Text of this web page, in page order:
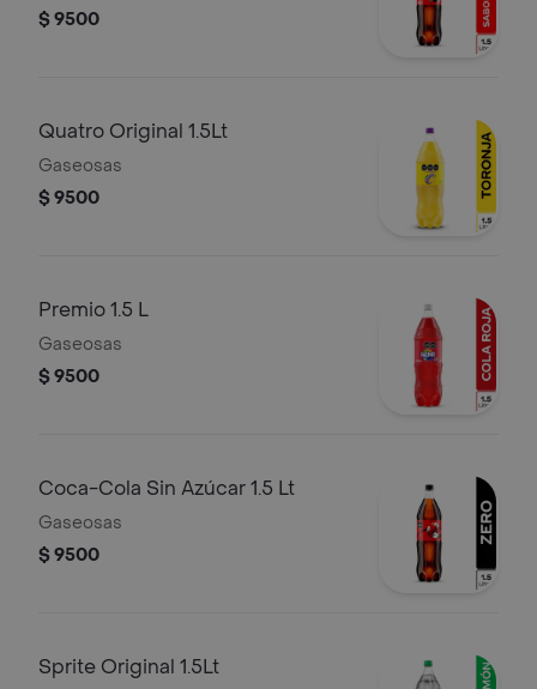
$ 9500
Quatro Original 1.5Lt
Gaseosas
$ 9500
Premio 1.5 L
Gaseosas
$ 9500
Coca-Cola Sin Azúcar 1.5 Lt
Gaseosas
$ 9500
Sprite Original 1.5Lt